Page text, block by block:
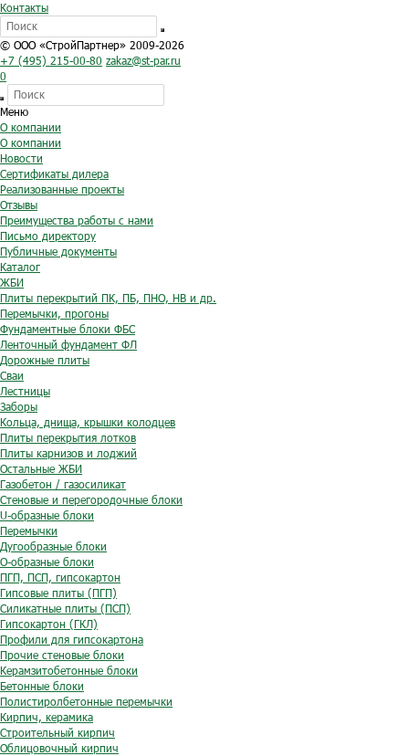
Контакты
© ООО «СтройПартнер» 2009-2026
+7 (495) 215-00-80 zakaz@st-par.ru
0
Меню
О компании
О компании
Новости
Сертификаты дилера
Реализованные проекты
Отзывы
Преимущества работы с нами
Письмо директору
Публичные документы
Каталог
ЖБИ
Плиты перекрытий ПК, ПБ, ПНО, НВ и др.
Перемычки, прогоны
Фундаментные блоки ФБС
Ленточный фундамент ФЛ
Дорожные плиты
Сваи
Лестницы
Заборы
Кольца, днища, крышки колодцев
Плиты перекрытия лотков
Плиты карнизов и лоджий
Остальные ЖБИ
Газобетон / газосиликат
Стеновые и перегородочные блоки
U-образные блоки
Перемычки
Дугообразные блоки
O-образные блоки
ПГП, ПСП, гипсокартон
Гипсовые плиты (ПГП)
Силикатные плиты (ПСП)
Гипсокартон (ГКЛ)
Профили для гипсокартона
Прочие стеновые блоки
Керамзитобетонные блоки
Бетонные блоки
Полистиролбетонные перемычки
Кирпич, керамика
Строительный кирпич
Облицовочный кирпич